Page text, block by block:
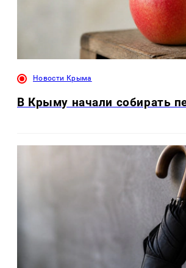
Новости Крыма
В Крыму начали собирать